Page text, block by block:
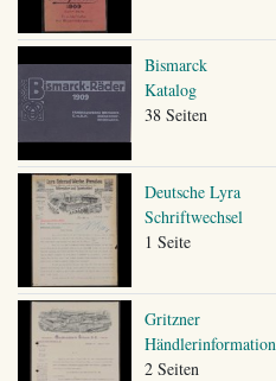
Bismarck
Katalog
38 Seiten
Deutsche Lyra
Schriftwechsel
1 Seite
Gritzner
Händlerinformation
2 Seiten